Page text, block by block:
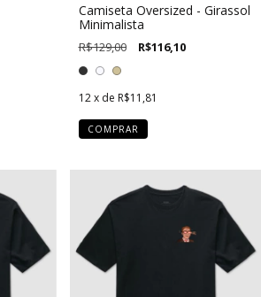
Camiseta Oversized - Girassol
Minimalista
R$129,00 R$116,10
12 x de R$11,81
COMPRAR